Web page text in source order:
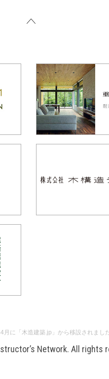
月に「木造建築.jp」から移設されまし
Network. All rights